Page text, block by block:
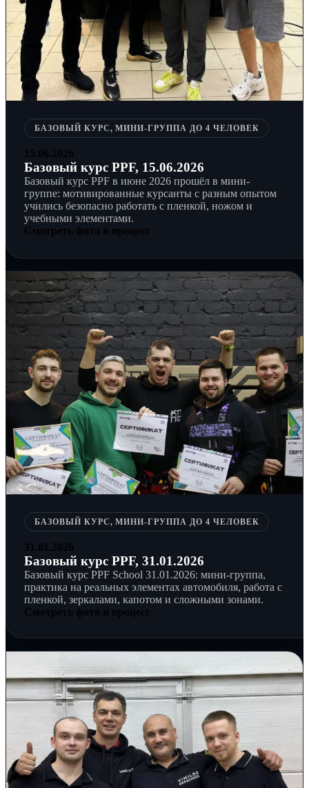
БАЗОВЫЙ КУРС, МИНИ-ГРУППА ДО 4 ЧЕЛОВЕК
15.06.2026
Базовый курс PPF, 15.06.2026
Базовый курс PPF в июне 2026 прошёл в мини-
группе: мотивированные курсанты с разным опытом
учились безопасно работать с пленкой, ножом и
учебными элементами.
Смотреть фото и процесс
БАЗОВЫЙ КУРС, МИНИ-ГРУППА ДО 4 ЧЕЛОВЕК
31.01.2026
Базовый курс PPF, 31.01.2026
Базовый курс PPF School 31.01.2026: мини-группа,
практика на реальных элементах автомобиля, работа с
пленкой, зеркалами, капотом и сложными зонами.
Смотреть фото и процесс